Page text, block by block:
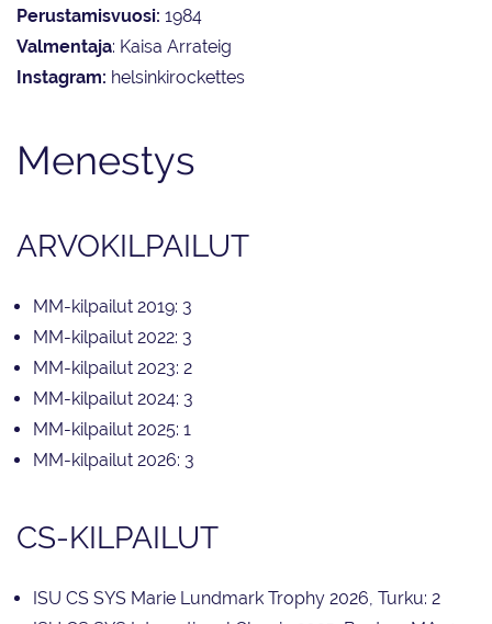
Perustamisvuosi: 1984
Valmentaja: Kaisa Arrateig
Instagram: helsinkirockettes
Menestys
ARVOKILPAILUT
MM-kilpailut 2019: 3
MM-kilpailut 2022: 3
MM-kilpailut 2023: 2
MM-kilpailut 2024: 3
MM-kilpailut 2025: 1
MM-kilpailut 2026: 3
CS-KILPAILUT
ISU CS SYS Marie Lundmark Trophy 2026, Turku: 2